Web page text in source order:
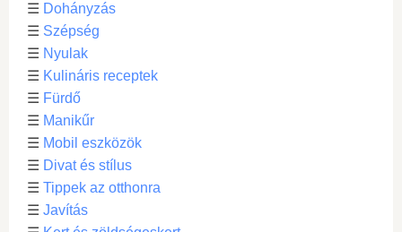
☰ Dohányzás
☰ Szépség
☰ Nyulak
☰ Kulináris receptek
☰ Fürdő
☰ Manikűr
☰ Mobil eszközök
☰ Divat és stílus
☰ Tippek az otthonra
☰ Javítás